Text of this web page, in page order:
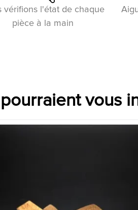
vérifions l'état de chaque
pièce à la main
vous